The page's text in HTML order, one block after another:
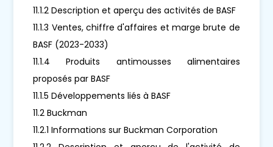
11.1.2 Description et aperçu des activités de BASF
11.1.3 Ventes, chiffre d'affaires et marge brute de
BASF (2023-2033)
11.1.4 Produits antimousses alimentaires
proposés par BASF
11.1.5 Développements liés à BASF
11.2 Buckman
11.2.1 Informations sur Buckman Corporation